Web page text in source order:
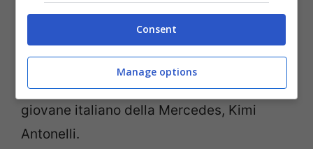
Regional dove sta facendo impazzire gli
vittorie, occupando la terza piazza della
classifica. Il leader della graduatoria è il
giovane italiano della Mercedes, Kimi
Antonelli.
Consent
Manage options